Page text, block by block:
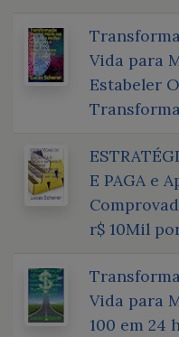
Vida para
Estabeler
E PAGA e
r$ 10Mil
Vida para
100 em 24